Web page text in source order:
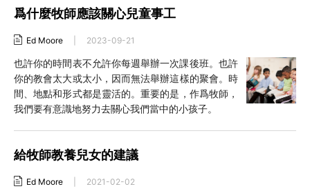
韓語
土耳其語
爲什麼牧師應該關心兒童事工
Ed Moore 2023-09-21
也許你的時間表不允許你每週舉辦一次課後班。也許
你的教會太大或太小，因而無法舉辦這樣的聚會。時
間、地點和形式都是靈活的。重要的是，作爲牧師，
我們要有意識地努力去關心我們當中的小孩子。
給牧師教養兒女的建議
Ed Moore 2021-02-02